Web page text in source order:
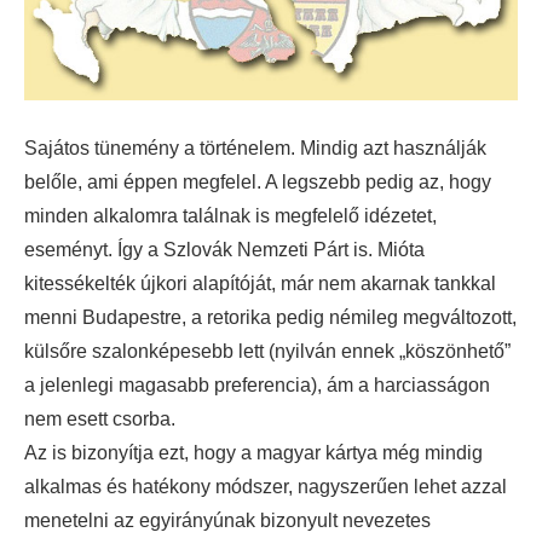
Sajátos tünemény a történelem. Mindig azt használják
belőle, ami éppen megfelel. A legszebb pedig az, hogy
minden alkalomra találnak is megfelelő idézetet,
eseményt. Így a Szlovák Nemzeti Párt is. Mióta
kitessékelték újkori alapítóját, már nem akarnak tankkal
menni Budapestre, a retorika pedig némileg megváltozott,
külsőre szalonképesebb lett (nyilván ennek „köszönhető”
a jelenlegi magasabb preferencia), ám a harciasságon
nem esett csorba.
Az is bizonyítja ezt, hogy a magyar kártya még mindig
alkalmas és hatékony módszer, nagyszerűen lehet azzal
menetelni az egyirányúnak bizonyult nevezetes